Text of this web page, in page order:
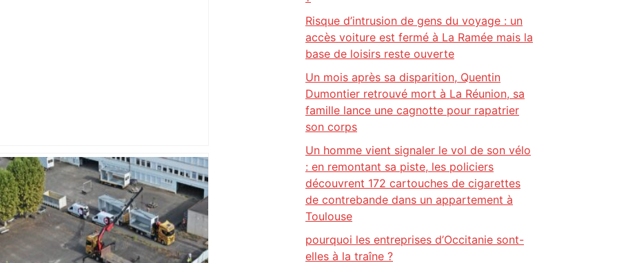
"C'est la reprise des bouchons et c'est
horrible", plus de 17 km de
ralentissements autour de Toulouse ce
jeudi matin, on vous donne les
secteurs à éviter – ladepeche.fr
Risque d’intrusion de gens du voyage : un
accès voiture est fermé à La Ramée mais la
base de loisirs reste ouverte
Un mois après sa disparition, Quentin
Dumontier retrouvé mort à La Réunion, sa
famille lance une cagnotte pour rapatrier
son corps
Un homme vient signaler le vol de son vélo
: en remontant sa piste, les policiers
découvrent 172 cartouches de cigarettes
de contrebande dans un appartement à
Toulouse
pourquoi les entreprises d’Occitanie sont-
elles à la traîne ?